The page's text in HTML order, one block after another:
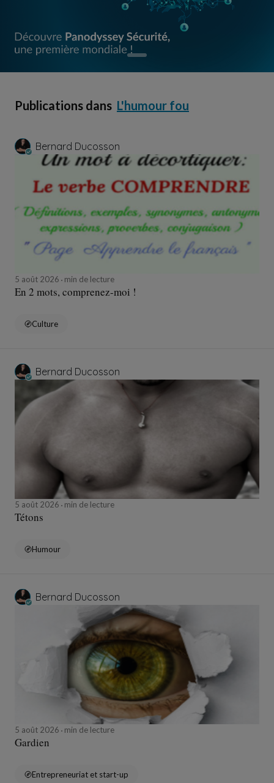
Publications dans L'humour fou
Bernard Ducosson
5 août 2026 min de lecture
En 2 mots, comprenez-moi !
Culture
Bernard Ducosson
5 août 2026 min de lecture
Tétons
Humour
Bernard Ducosson
5 août 2026 min de lecture
Gardien
Entrepreneuriat et start-up